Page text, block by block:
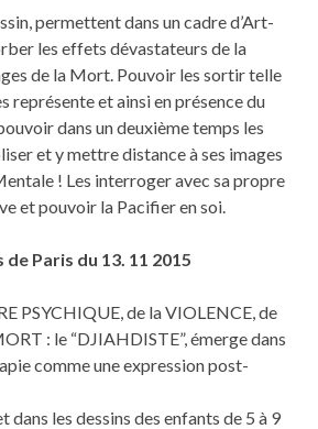
permettent dans un cadre d’Art-
les effets dévastateurs de la
de la Mort. Pouvoir les sortir telle
représente et ainsi en présence du
dans un deuxième temps les
et y mettre distance à ses images
! Les interroger avec sa propre
et pouvoir la Pacifier en soi.
Paris du 13. 11 2015
PSYCHIQUE, de la VIOLENCE, de
: le “DJIAHDISTE”, émerge dans
comme une expression post-
dans les dessins des enfants de 5 à 9